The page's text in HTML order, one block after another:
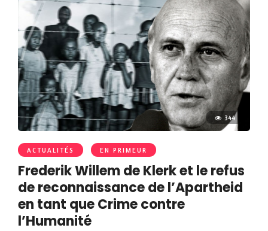
344
ACTUALITÉS EN PRIMEUR
Frederik Willem de Klerk et le refus
de reconnaissance de l’Apartheid
en tant que Crime contre
l’Humanité